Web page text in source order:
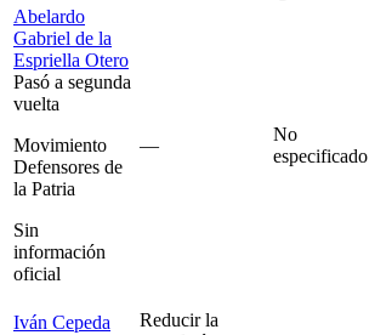
Abelardo
Gabriel de la
Espriella Otero
Pasó a segunda
vuelta
Movimiento
Defensores de
la Patria
Sin
información
oficial
—
No
especificado
Iván Cepeda
Reducir la